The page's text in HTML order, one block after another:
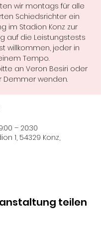
wir montags für alle
Schiedsrichter ein
im Stadion Konz zur
auf die Leistungstests
willkommen, jeder in
Tempo.
an Veron Besiri oder
Demmer wenden.
– 20:30
1, 54329 Konz,
teilen